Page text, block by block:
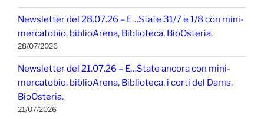
Newsletter del 28.07.26 – E…State 31/7 e 1/8 con mini-
mercatobio, biblioArena, Biblioteca, BioOsteria.
28/07/2026
Newsletter del 21.07.26 – E…State ancora con mini-
mercatobio, biblioArena, Biblioteca, i corti del Dams,
BioOsteria.
21/07/2026